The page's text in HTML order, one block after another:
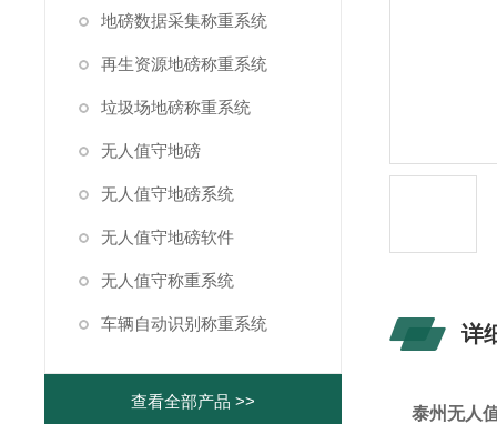
地磅数据采集称重系统
再生资源地磅称重系统
垃圾场地磅称重系统
无人值守地磅
无人值守地磅系统
无人值守地磅软件
无人值守称重系统
车辆自动识别称重系统
查看全部产品 >>
详
泰州无人